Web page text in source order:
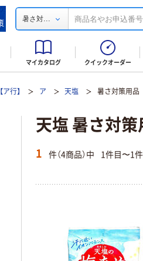
暑さ対...
マイカタログ クイックオーダー
行】 ア 天塩 暑さ対策用品
天塩 暑さ対
1 件（4商品）中 1件目〜1